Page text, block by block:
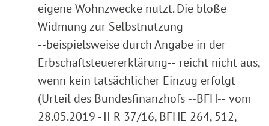
eigene Wohnzwecke nutzt. Die bloße
Widmung zur Selbstnutzung
‑‑beispielsweise durch Angabe in der
Erbschaftsteuererklärung‑‑ reicht nicht aus,
wenn kein tatsächlicher Einzug erfolgt
(Urteil des Bundesfinanzhofs ‑‑BFH‑‑ vom
28.05.2019 - II R 37/16, BFHE 264, 512,